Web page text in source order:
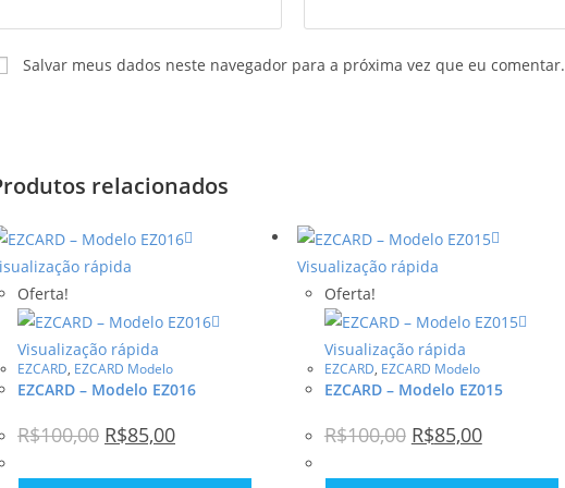
Salvar meus dados neste navegador para a próxima vez que eu comentar.
relacionados
rápida
Oferta!
Visualização rápida
EZCARD, EZCARD Modelo
EZCARD – Modelo EZ016
R$100,00 R$85,00
Visualização rápida
Oferta!
Visualização rápida
EZCARD, EZCARD Modelo
EZCARD – Modelo EZ015
R$100,00 R$85,00